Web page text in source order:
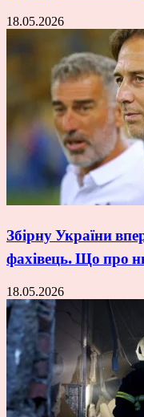
18.05.2026
Збірну України
фахівець. Що про
18.05.2026